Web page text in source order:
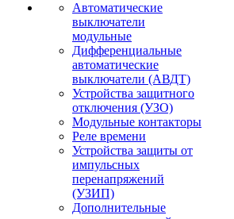
Автоматические
выключатели
модульные
Дифференциальные
автоматические
выключатели (АВДТ)
Устройства защитного
отключения (УЗО)
Модульные контакторы
Реле времени
Устройства защиты от
импульсных
перенапряжений
(УЗИП)
Дополнительные